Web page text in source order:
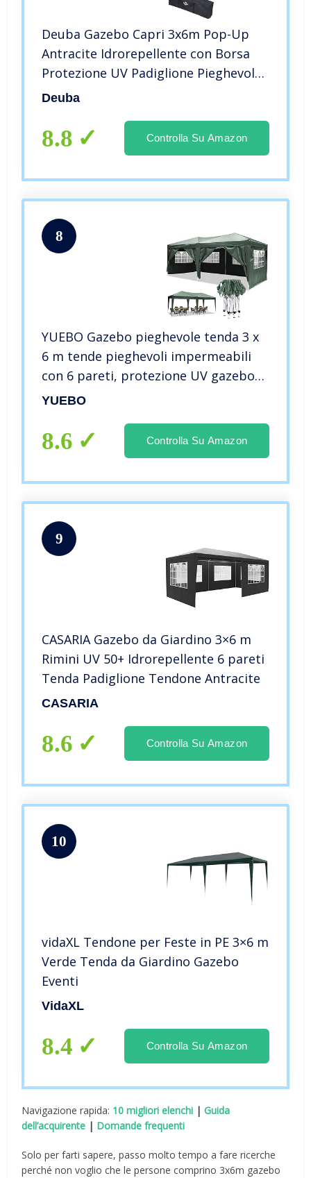
Deuba Gazebo Capri 3x6m Pop-Up
Antracite Idrorepellente con Borsa
Protezione UV Padiglione Pieghevole
Tendone Festa
Deuba
8.8 Controlla Su Amazon
8
YUEBO Gazebo pieghevole tenda 3 x
6 m tende pieghevoli impermeabili
con 6 pareti, protezione UV gazebo
pieghevole pergole da giardino per
YUEBO
8.6 Controlla Su Amazon
9
CASARIA Gazebo da Giardino 3×6 m
Rimini UV 50+ Idrorepellente 6 pareti
Tenda Padiglione Tendone Antracite
CASARIA
8.6 Controlla Su Amazon
10
vidaXL Tendone per Feste in PE 3×6 m
Verde Tenda da Giardino Gazebo
Eventi
VidaXL
8.4 Controlla Su Amazon
Navigazione rapida: 10 migliori elenchi |Guida
dell’acquirente | Domande frequenti
Solo per farti sapere, passo molto tempo a fare ricerche
perché non voglio che le persone comprino 3x6m gazebo